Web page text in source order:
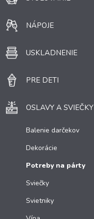
NÁPOJE
USKLADNENIE
PRE DETI
OSLAVY A SVIEČKY
Balenie darčekov
Dekorácie
Potreby na párty
Sviečky
Svietniky